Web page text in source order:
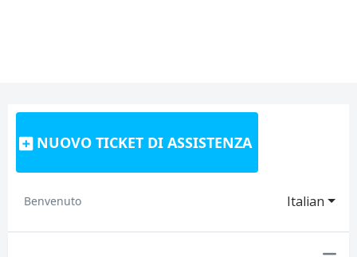
NUOVO TICKET DI ASSISTENZA
Italian
Benvenuto